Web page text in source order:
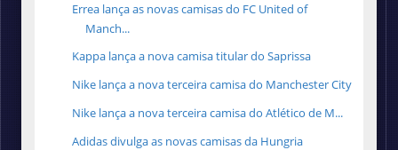
Errea lança as novas camisas do FC United of
Manch...
Kappa lança a nova camisa titular do Saprissa
Nike lança a nova terceira camisa do Manchester City
Nike lança a nova terceira camisa do Atlético de M...
Adidas divulga as novas camisas da Hungria